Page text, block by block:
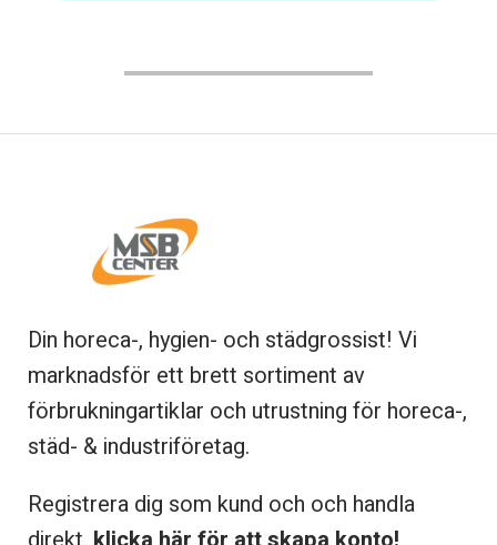
Din horeca-, hygien- och städgrossist! Vi
marknadsför ett brett sortiment av
förbrukningartiklar och utrustning för horeca-,
städ- & industriföretag.
Registrera dig som kund och och handla